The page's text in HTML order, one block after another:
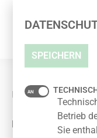
UNSERE
Liebe Kunden und
Betrieb
Sie
SPEICHERN